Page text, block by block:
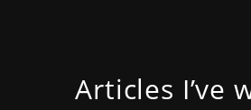
Articles I’ve